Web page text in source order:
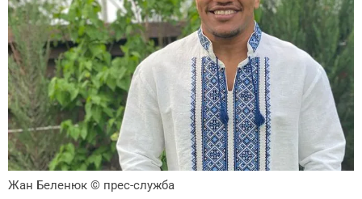
Жан Беленюк © прес-служба